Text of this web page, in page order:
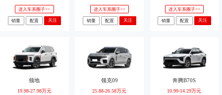
进入车系圈子>>
销量 配置 关注
进入车系圈子>>
销量 配置 关注
进入车系圈子>>
销量 配置 关注
领地
19.98-27.98万元
领克09
25.88-26.58万元
奔腾B70S
10.99-14.29万元